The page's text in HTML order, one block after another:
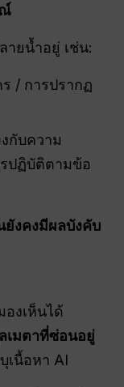
ยน้ำอยู่ เช่น:
/ การปรากฏ
กับความ
ปฏิบัติตามข้อ
ยังคงมีผลบังคับ
งเห็นได้
เมตาที่ซ่อนอยู่
เนื้อหา AI